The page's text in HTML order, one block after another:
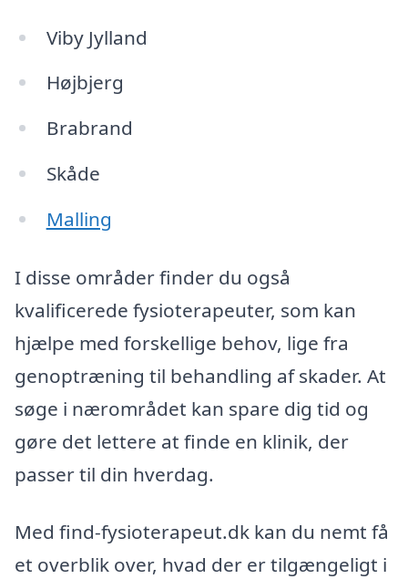
Viby Jylland
Højbjerg
Brabrand
Skåde
Malling
I disse områder finder du også
kvalificerede fysioterapeuter, som kan
hjælpe med forskellige behov, lige fra
genoptræning til behandling af skader. At
søge i nærområdet kan spare dig tid og
gøre det lettere at finde en klinik, der
passer til din hverdag.
Med find-fysioterapeut.dk kan du nemt få
et overblik over, hvad der er tilgængeligt i